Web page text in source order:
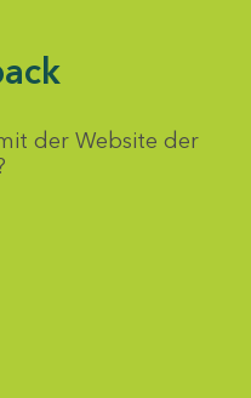
der Website der
auswählen